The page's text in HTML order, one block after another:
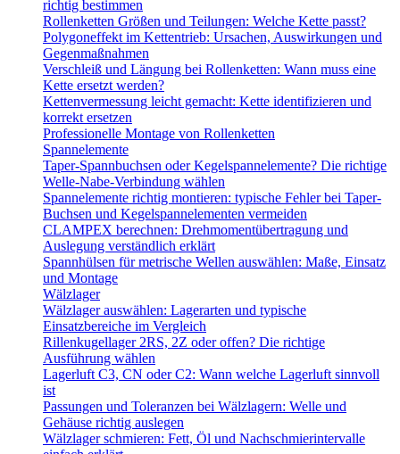
richtig bestimmen
Rollenketten Größen und Teilungen: Welche Kette passt?
Polygoneffekt im Kettentrieb: Ursachen, Auswirkungen und
Gegenmaßnahmen
Verschleiß und Längung bei Rollenketten: Wann muss eine
Kette ersetzt werden?
Kettenvermessung leicht gemacht: Kette identifizieren und
korrekt ersetzen
Professionelle Montage von Rollenketten
Spannelemente
Taper-Spannbuchsen oder Kegelspannelemente? Die richtige
Welle-Nabe-Verbindung wählen
Spannelemente richtig montieren: typische Fehler bei Taper-
Buchsen und Kegelspannelementen vermeiden
CLAMPEX berechnen: Drehmomentübertragung und
Auslegung verständlich erklärt
Spannhülsen für metrische Wellen auswählen: Maße, Einsatz
und Montage
Wälzlager
Wälzlager auswählen: Lagerarten und typische
Einsatzbereiche im Vergleich
Rillenkugellager 2RS, 2Z oder offen? Die richtige
Ausführung wählen
Lagerluft C3, CN oder C2: Wann welche Lagerluft sinnvoll
ist
Passungen und Toleranzen bei Wälzlagern: Welle und
Gehäuse richtig auslegen
Wälzlager schmieren: Fett, Öl und Nachschmierintervalle